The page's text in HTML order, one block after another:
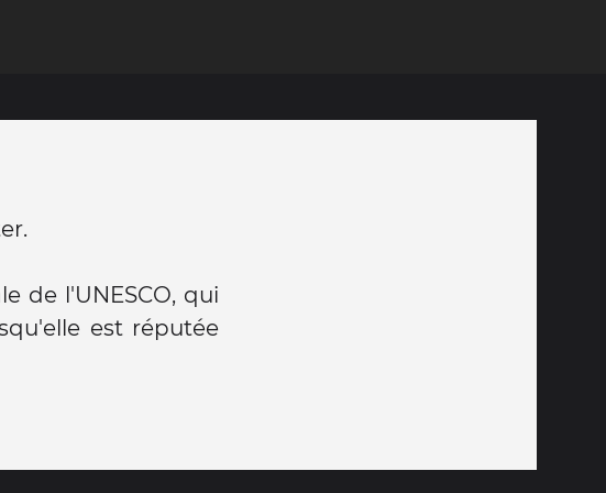
de l'UNESCO, qui
est réputée